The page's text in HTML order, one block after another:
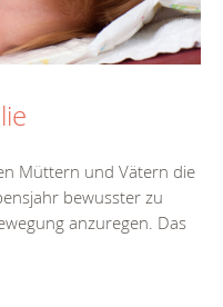
Müttern und Vätern die
bewusster zu
anzuregen. Das